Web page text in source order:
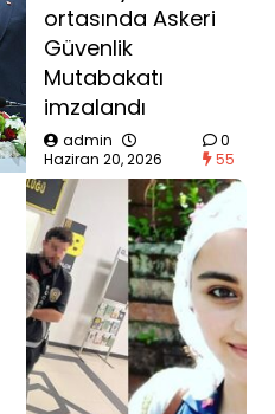
ortasında Askeri
Güvenlik
Mutabakatı
imzalandı
admin
Haziran 20, 2026
0
55